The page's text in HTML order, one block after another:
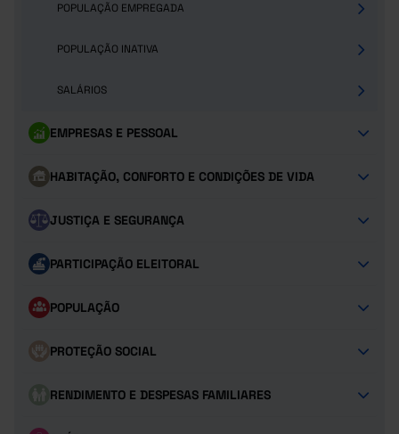
POPULAÇÃO EMPREGADA
POPULAÇÃO INATIVA
SALÁRIOS
EMPRESAS E PESSOAL
HABITAÇÃO, CONFORTO E CONDIÇÕES DE VIDA
JUSTIÇA E SEGURANÇA
PARTICIPAÇÃO ELEITORAL
POPULAÇÃO
PROTEÇÃO SOCIAL
RENDIMENTO E DESPESAS FAMILIARES